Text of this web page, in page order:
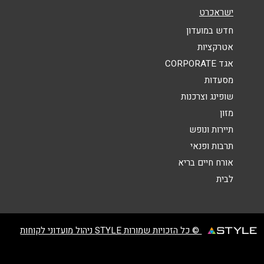
אנא חזרו אלי בקשר ל...
הודעה
ישראכרט
חדש במועדון
אטרקציות
אגד CORPORATE
מסעדות
שופינג וצרכנות
מזון
תיירות ונופש
תרבות ופנאי
אורח חיים בריא
לבית
© כל הזכויות שמורות STYLE ניהול מועדוני לקוחות